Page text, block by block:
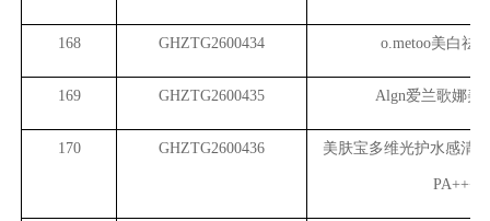
168 GHZTG2600434 o.metoo美白祛
169 GHZTG2600435 Algn爱兰歌娜美
170 GHZTG2600436 美肤宝多维光护水感清
PA++++